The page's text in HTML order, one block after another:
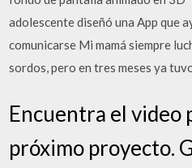
adolescente diseñó una App que
comunicarse Mi mamá siempre
sordos, pero en tres meses ya
Encuentra el video
próximo proyecto.